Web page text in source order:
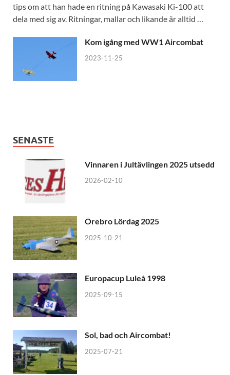
tips om att han hade en ritning på Kawasaki Ki-100 att
dela med sig av. Ritningar, mallar och likande är alltid …
Kom igång med WW1 Aircombat
2023-11-25
SENASTE
Vinnaren i Jultävlingen 2025 utsedd
2026-02-10
Örebro Lördag 2025
2025-10-21
Europacup Luleå 1998
2025-09-15
Sol, bad och Aircombat!
2025-07-21